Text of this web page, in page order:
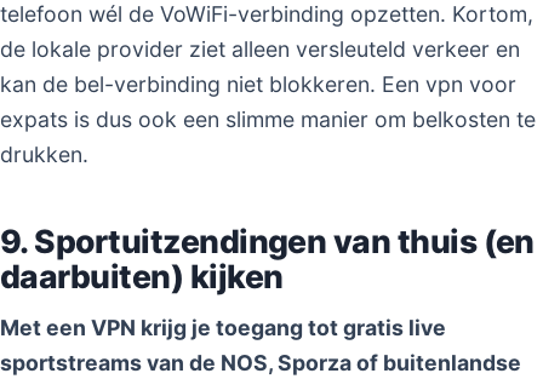
telefoon wél de VoWiFi-verbinding opzetten. Kortom,
de lokale provider ziet alleen versleuteld verkeer en
kan de bel-verbinding niet blokkeren. Een vpn voor
expats is dus ook een slimme manier om belkosten te
drukken.
9. Sportuitzendingen van thuis (en
daarbuiten) kijken
Met een VPN krijg je toegang tot gratis live
sportstreams van de NOS, Sporza of buitenlandse